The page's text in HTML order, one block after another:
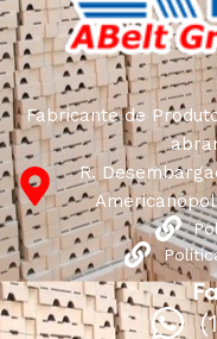
Fabricante de
R.